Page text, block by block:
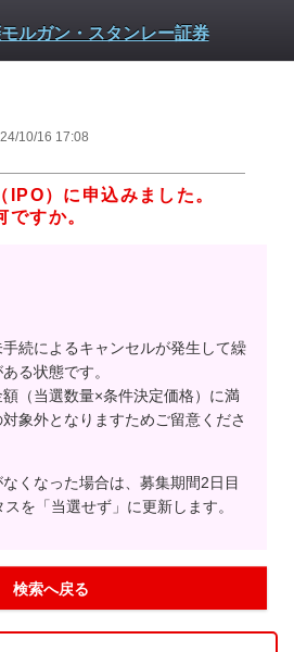
10/16 17:08
IPO）に申込みました。
ですか。
続によるキャンセルが発生して繰
る状態です。
（当選数量×条件決定価格）に満
象外となりますためご留意くださ
くなった場合は、募集期間2日目
を「当選せず」に更新します。
検索へ戻る